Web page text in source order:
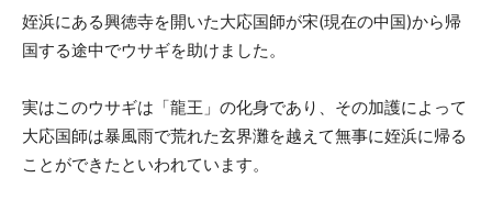
姪浜にある興徳寺を開いた大応国師が宋(現在の中国)から帰
国する途中でウサギを助けました。
実はこのウサギは「龍王」の化身であり、その加護によって
大応国師は暴風雨で荒れた玄界灘を越えて無事に姪浜に帰る
ことができたといわれています。